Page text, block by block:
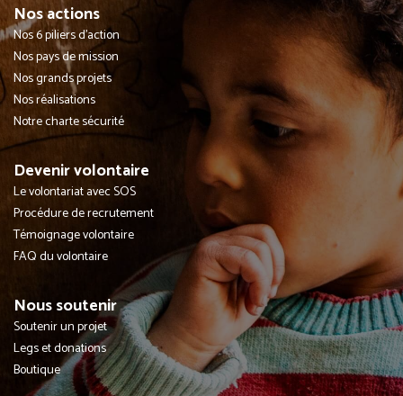
Nos actions
Nos 6 piliers d'action
Nos pays de mission
Nos grands projets
Nos réalisations
Notre charte sécurité
Devenir volontaire
Le volontariat avec SOS
Procédure de recrutement
Témoignage volontaire
FAQ du volontaire
Nous soutenir
Soutenir un projet
Legs et donations
Boutique